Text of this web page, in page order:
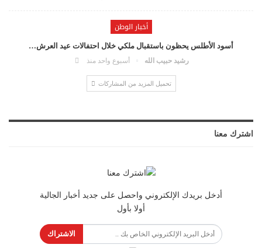
أخبار الوطن
أسود الأطلس يحظون باستقبال ملكي خلال احتفالات عيد العرش…
رشيد حبيب الله أسبوع واحد منذ
تحميل المزيد من المشاركات
اشترك معنا
أدخل بريدك الإلكتروني واحصل على جديد أخبار الجالية
أولا بأول
الاشتراك